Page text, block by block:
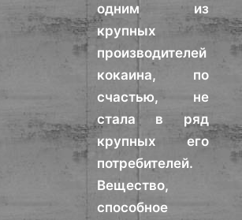
одним из
крупных
производителей
кокаина, по
счастью, не
стала в ряд
крупных его
потребителей.
Вещество,
способное